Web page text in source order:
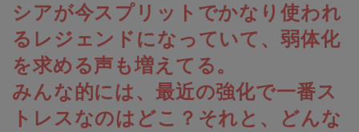
シアが今スプリットでかなり使われ
るレジェンドになっていて、弱体化
を求める声も増えてる。
みんな的には、最近の強化で一番ス
トレスなのはどこ？それと、どんな